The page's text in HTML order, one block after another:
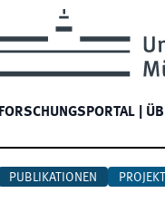
FORSCHUNGSPORTAL
PUBLIKATIONEN